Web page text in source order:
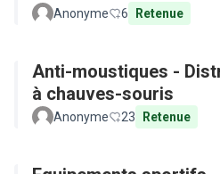
Anonyme 6 Retenue
Anti-moustiques -
à chauves-souris
Anonyme 23 Retenue